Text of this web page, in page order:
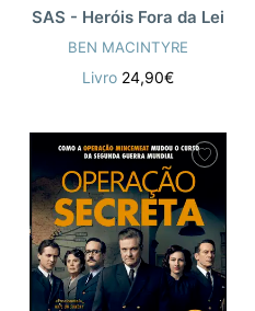
SAS - Heróis Fora da Lei
BEN MACINTYRE
Livro 24,90€